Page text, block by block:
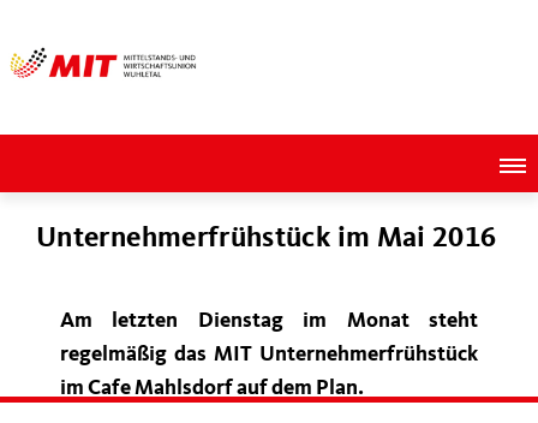
Unternehmerfrühstück im Mai 2016
Am letzten Dienstag im Monat steht
regelmäßig das MIT Unternehmerfrühstück
im Cafe Mahlsdorf auf dem Plan.